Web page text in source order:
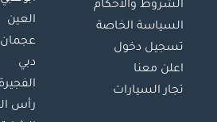
الشروط والأحكام
السياسة الخاصة
تسجيل دخول
اعلن معنا
تجار السيارات
العين
عجمان
دبي
الفجيرة
رأس